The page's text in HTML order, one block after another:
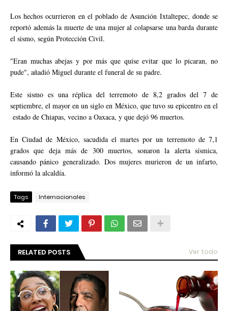
Los hechos ocurrieron en el poblado de Asunción Ixtaltepec, donde se
reportó además la muerte de una mujer al colapsarse una barda durante
el sismo, según Protección Civil.
"Eran muchas abejas y por más que quise evitar que lo picaran, no
pude", añadió Miguel durante el funeral de su padre.
Este sismo es una réplica del terremoto de 8,2 grados del 7 de
septiembre, el mayor en un siglo en México, que tuvo su epicentro en el
estado de Chiapas, vecino a Oaxaca, y que dejó 96 muertos.
En Ciudad de México, sacudida el martes por un terremoto de 7,1
grados que deja más de 300 muertos, sonaron la alerta sísmica,
causando pánico generalizado. Dos mujeres murieron de un infarto,
informó la alcaldía.
Tags Internacionales
RELATED POSTS Ver todo